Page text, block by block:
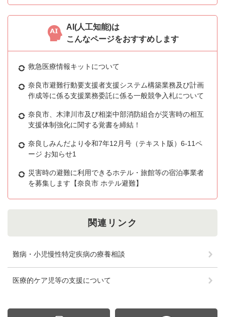
AI(人工知能)は
こんなページをおすすめします
救急医療情報キットについて
奈良市避難行動要支援者支援システム構築業務及び計画
作成等に係る支援業務委託に係る一般競争入札について
奈良市、木津川市及び相楽中部消防組合が災害時の相互
支援体制強化に関する覚書を締結！
奈良しみんだより令和7年12月号（テキスト版）6-11ペ
ージ お知らせ1
災害時の避難に利用できるホテル・旅館等の宿泊事業者
を募集します【奈良市 ホテル避難】
関連リンク
難病・小児慢性特定疾病の療養相談
医療的ケア児等の支援について